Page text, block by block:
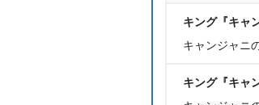
キング『キャ
キャンジャ
キング『キャ